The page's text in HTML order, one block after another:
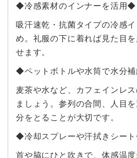
◆冷感素材のインナーを活用◆
吸汗速乾・抗菌タイプの冷感
め。礼服の下に着れば見た目
せます。
◆ペットボトルや水筒で水分
麦茶や水など、カフェインレ
ましょう。参列の合間、人目
分をとることが大切です。
◆冷却スプレーや汗拭きシー
首や脇にひと吹きで、体感温